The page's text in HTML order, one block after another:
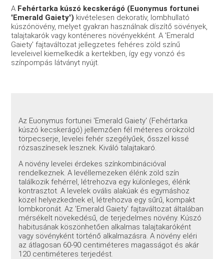
A Fehértarka kúszó kecskerágó (Euonymus fortunei
'Emerald Gaiety') kivételesen dekoratív, lombhullató
kúszónövény, melyet gyakran használnak díszítő sövények,
talajtakarók vagy konténeres növényekként. A 'Emerald
Gaiety' fajtaváltozat jellegzetes fehéres zöld színű
leveleivel kiemelkedik a kertekben, így egy vonzó és
színpompás látványt nyújt.
Az Euonymus fortunei 'Emerald Gaiety' (Fehértarka
kúszó kecskerágó) jellemzően fél méteres örökzöld
törpecserje, levelei fehér szegélyűek, ősszel kissé
rózsaszínesek lesznek. Kiváló talajtakaró.
A növény levelei érdekes színkombinációval
rendelkeznek. A levéllemezeken élénk zöld szín
találkozik fehérrel, létrehozva egy különleges, élénk
kontrasztot. A levelek ovális alakúak és egymáshoz
közel helyezkednek el, létrehozva egy sűrű, kompakt
lombkoronát. Az 'Emerald Gaiety' fajtaváltozat általában
mérsékelt növekedésű, de terjedelmes növény. Kúszó
habitusának köszönhetően alkalmas talajtakaróként
vagy sövényként történő alkalmazásra. A növény eléri
az átlagosan 60-90 centiméteres magasságot és akár
120 centiméteres terjedést.